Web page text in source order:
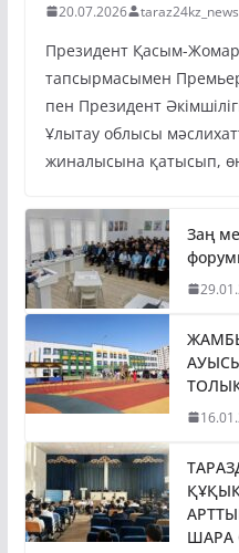
20.07.2026 taraz24kz_news
Президент Қасым-
тапсырмасымен
пен Президент
Ұлытау облысы
жиналысына қатысып,
Заң
ШАРА